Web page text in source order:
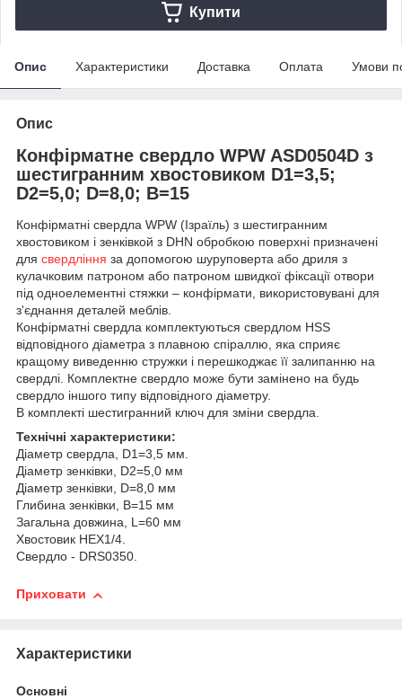
Купити
Опис Характеристики Доставка Оплата Умови
Опис
Конфірматне свердло WPW ASD0504D з
шестигранним хвостовиком D1=3,5;
D2=5,0; D=8,0; B=15
Конфірматні свердла WPW (Ізраїль) з шестигранним
хвостовиком і зенківкой з DHN обробкою поверхні призначені
для свердління за допомогою шуруповерта або дриля з
кулачковим патроном або патроном швидкої фіксації отвори
під одноелементні стяжки – конфірмати, використовувані для
з'єднання деталей меблів.
Конфірматні свердла комплектуються свердлом HSS
відповідного діаметра з плавною спіраллю, яка сприяє
кращому виведенню стружки і перешкоджає її залипанню на
свердлі. Комплектне свердло може бути замінено на будь
свердло іншого типу відповідного діаметру.
В комплекті шестигранний ключ для зміни свердла.
Технічні характеристики:
Діаметр свердла, D1=3,5 мм.
Діаметр зенківки, D2=5,0 мм
Діаметр зенківки, D=8,0 мм
Глибина зенківки, B=15 мм
Загальна довжина, L=60 мм
Хвостовик HEX1/4.
Свердло - DRS0350.
Приховати
Характеристики
Основні